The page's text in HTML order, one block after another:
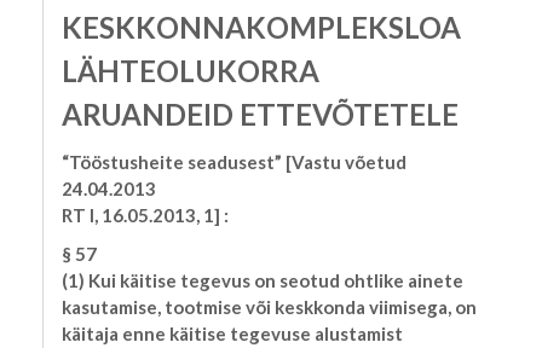
KESKKONNAKOMPLEKSLOA
LÄHTEOLUKORRA
ARUANDEID ETTEVÕTETELE
“Tööstusheite seadusest” [Vastu võetud
24.04.2013
RT I, 16.05.2013, 1] :
§ 57
(1) Kui käitise tegevus on seotud ohtlike ainete
kasutamise, tootmise või keskkonda viimisega, on
käitaja enne käitise tegevuse alustamist